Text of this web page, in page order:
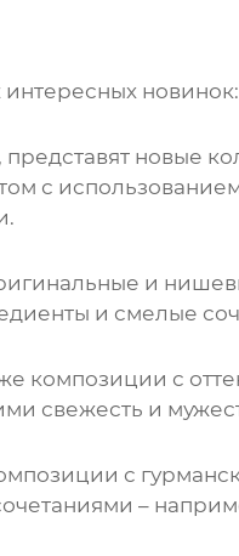
новинок:
представят
с
и
и смелые
композиции с
свежесть и
с
–